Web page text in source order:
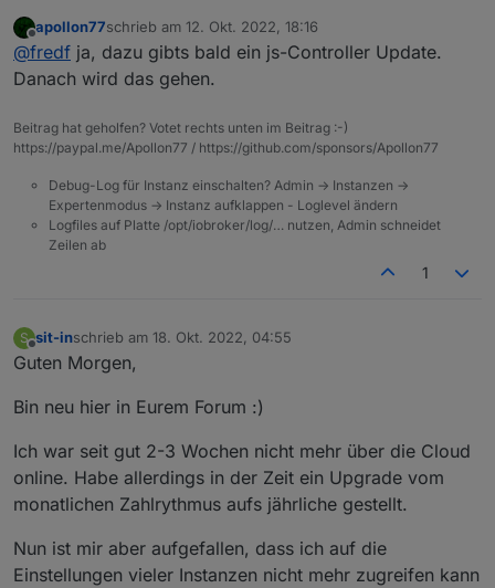
Edit: Verhalten gleich bei Edge und Firefox, Chrome
zeigt weiterhin keine Einstellmöglichkeit.
Offline
apollon77schrieb am 12. Okt. 2022, 18:16
zuletzt editiert von
@fredf ja, dazu gibts bald ein js-Controller Update.
Danach wird das gehen.
Beitrag hat geholfen? Votet rechts unten im Beitrag :-)
https://paypal.me/Apollon77 / https://github.com/sponsors/Apollon77
Debug-Log für Instanz einschalten? Admin -> Instanzen ->
Expertenmodus -> Instanz aufklappen - Loglevel ändern
Logfiles auf Platte /opt/iobroker/log/… nutzen, Admin schneidet
Zeilen ab
1
S
Offline
sit-inschrieb am 18. Okt. 2022, 04:55
zuletzt editiert von
Guten Morgen,
Bin neu hier in Eurem Forum :)
Ich war seit gut 2-3 Wochen nicht mehr über die Cloud
online. Habe allerdings in der Zeit ein Upgrade vom
monatlichen Zahlrythmus aufs jährliche gestellt.
Nun ist mir aber aufgefallen, dass ich auf die
Einstellungen vieler Instanzen nicht mehr zugreifen kann